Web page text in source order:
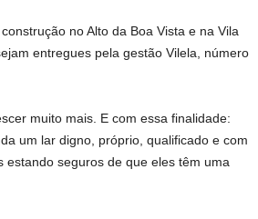
no Alto da Boa Vista e na Vila
entregues pela gestão Vilela, número
muito mais. E com essa finalidade:
um lar digno, próprio, qualificado e com
estando seguros de que eles têm uma